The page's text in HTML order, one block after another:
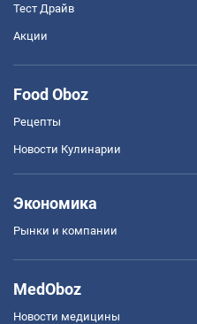
Тест Драйв
Акции
Food Oboz
Рецепты
Новости Кулинарии
Экономика
Рынки и компании
MedOboz
Новости медицины